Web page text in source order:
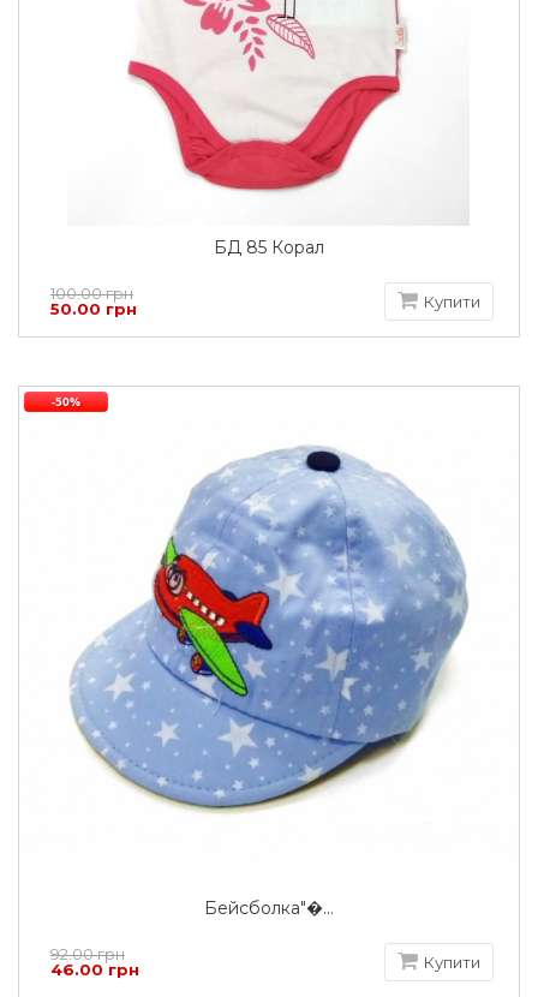
БД 85 Корал
100.00 грн
50.00 грн
Купити
Бейсболка"�...
-50%
92.00 грн
46.00 грн
Купити